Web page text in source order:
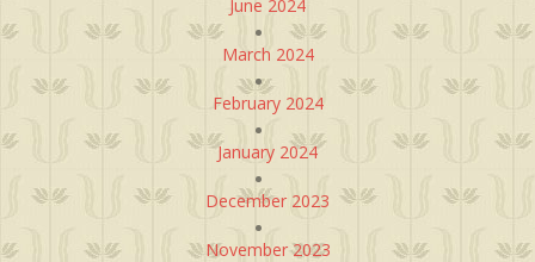
June 2024
March 2024
February 2024
January 2024
December 2023
November 2023